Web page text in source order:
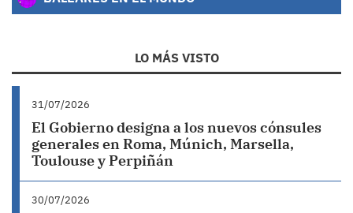
LO MÁS VISTO
31/07/2026
El Gobierno designa a los nuevos cónsules
generales en Roma, Múnich, Marsella,
Toulouse y Perpiñán
30/07/2026